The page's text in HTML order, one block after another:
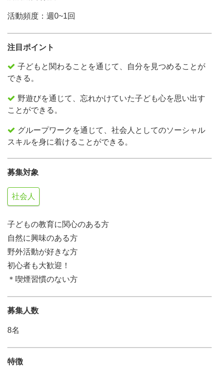
活動頻度：週0~1回
注目ポイント
子どもと関わることを通じて、自分を見つめることが
できる。
野遊びを通じて、忘れかけていた子ども心を思い出す
ことができる。
グループワークを通じて、社会人としてのソーシャル
スキルを身に着けることができる。
募集対象
社会人
子どもの教育に関心のある方
自然に興味のある方
野外活動が好きな方
初心者も大歓迎！
＊喫煙習慣のない方
募集人数
8名
特徴